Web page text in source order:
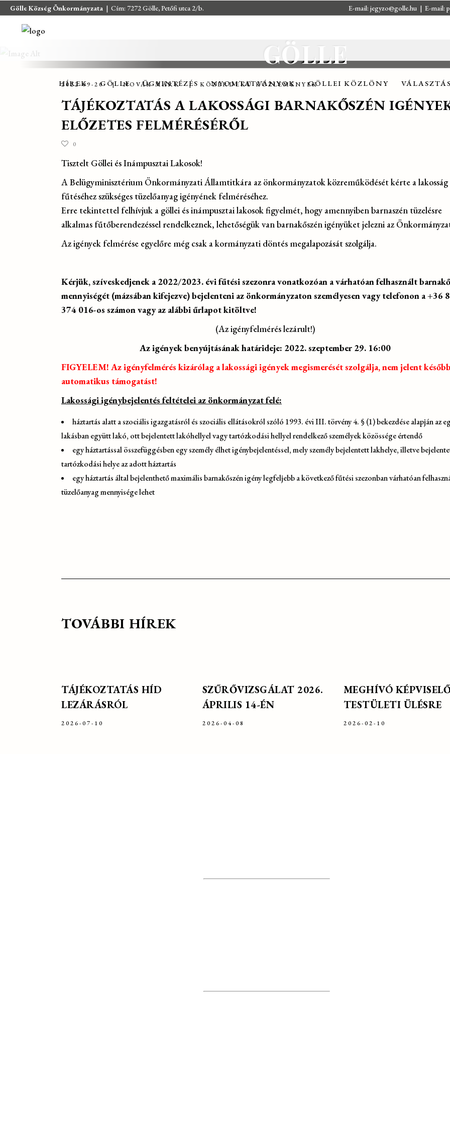
Gölle Község Önkormányzata | Cím: 7272 Gölle, Petőfi utca 2/b. E-mail: jegyzo@golle.hu | E-mail:
HÍREK GÖLLE ÜGYINTÉZÉS NYOMTATVÁNYOK GÖLLEI KÖZLÖNY VÁLASZTÁS
HÍREK GÖLLE ÜGYINTÉZÉS NYOMTATVÁNYOK GÖLLEI KÖZLÖNY
GÖLLE
2022-09-20 NOVÁK MÁRK KÖZÉRDEKŰ KÖZLEMÉNYEK
TÁJÉKOZTATÁS A LAKOSSÁGI BARNAKŐSZÉN
ELŐZETES FELMÉRÉSÉRŐL
0
Tisztelt Göllei és Inámpusztai Lakosok!
A Belügyminisztérium Önkormányzati Államtitkára az önkormányzatok közreműködését kérte a
fűtéséhez szükséges tüzelőanyag igényének felméréséhez.
Erre tekintettel felhívjuk a göllei és inámpusztai lakosok figyelmét, hogy amennyiben barnaszén tüzelésre
alkalmas fűtőberendezéssel rendelkeznek, lehetőségük van barnakőszén igényüket jelezni az
Az igények felmérése egyelőre még csak a kormányzati döntés megalapozását szolgálja.
Kérjük, szíveskedjenek a 2022/2023. évi fűtési szezonra vonatkozóan a várhatóan felhasznált
mennyiségét (mázsában kifejezve) bejelenteni az önkormányzaton személyesen vagy telefonon a +36
374 016-os számon vagy az alábbi űrlapot kitöltve!
(Az igényfelmérés lezárult!)
Az igények benyújtásának határideje: 2022. szeptember 29. 16:00
FIGYELEM! Az igényfelmérés kizárólag a lakossági igények megismerését szolgálja, nem jelent
automatikus támogatást!
Lakossági igénybejelentés feltételei az önkormányzat felé:
háztartás alatt a szociális igazgatásról és szociális ellátásokról szóló 1993. évi III. törvény 4. § (1) bekezdése alapján az
lakásban együtt lakó, ott bejelentett lakóhellyel vagy tartózkodási hellyel rendelkező személyek közössége értendő
egy háztartással összefüggésben egy személy élhet igénybejelentéssel, mely személy bejelentett lakhelye, illetve
tartózkodási helye az adott háztartás
egy háztartás által bejelenthető maximális barnakőszén igény legfeljebb a következő fűtési szezonban várhatóan
tüzelőanyag mennyisége lehet
TOVÁBBI HÍREK
TÁJÉKOZTATÁS HÍD
LEZÁRÁSRÓL
2026-07-10
SZŰRŐVIZSGÁLAT 2026.
ÁPRILIS 14-ÉN
2026-04-08
MEGHÍVÓ
TESTÜLETI ÜLÉSRE
2026-02-10